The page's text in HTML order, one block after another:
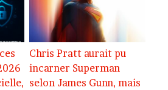
Chris Pratt aurait pu
incarner Superman
selon James Gunn, mais